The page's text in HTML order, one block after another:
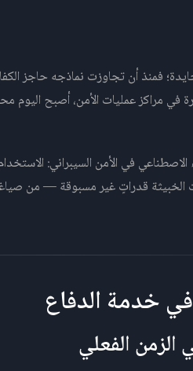
فمنذ أن تجاوزت نماذجه حاجز
في مراكز عمليات الأمن، أصبح
الاصطناعي في الأمن السيبراني:
قدراتٍ غير مسبوقة — من
خدمة الدفاع